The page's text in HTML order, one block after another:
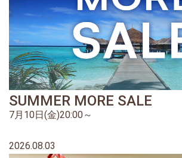
SUMMER MORE SALE
7月10日(金)20:00～
2026.08.03